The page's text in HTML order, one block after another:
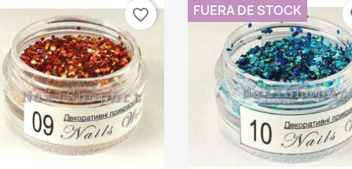
favorite_border FUERA DE STOCK